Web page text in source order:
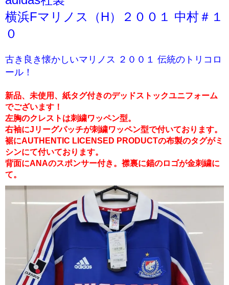
横浜Fマリノス（H）２００１ 中村＃１
０
古き良き懐かしいマリノス ２００１ 伝統のトリコロ
ール！
新品、未使用、紙タグ付きのデッドストックユニフォーム
でございます！
左胸のクレストは刺繍ワッペン型。
右袖にJリーグパッチが刺繍ワッペン型で付いております。
裾にAUTHENTIC LICENSED PRODUCTの布製のタグがミ
シンにて付いております。
背面にANAのスポンサー付き。襟裏に錨のロゴが金刺繍に
て。